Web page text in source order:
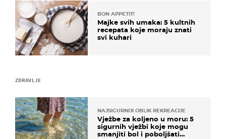
ZDRAVLJE
NAJSIGURNIJI OBLIK REKREACIJE
Vježbe za koljeno u moru: 5
sigurnih vježbi koje mogu
smanjiti bol i poboljšati
BON APPETIT!
Majke svih umaka: 5 kultnih
recepata koje moraju znati
svi kuhari